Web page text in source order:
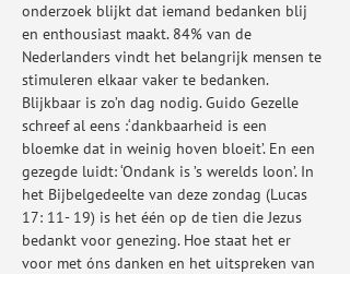
onderzoek blijkt dat iemand bedanken blij
en enthousiast maakt. 84% van de
Nederlanders vindt het belangrijk mensen te
stimuleren elkaar vaker te bedanken.
Blijkbaar is zo’n dag nodig. Guido Gezelle
schreef al eens :‘dankbaarheid is een
bloemke dat in weinig hoven bloeit’. En een
gezegde luidt: ‘Ondank is ’s werelds loon’. In
het Bijbelgedeelte van deze zondag (Lucas
17: 11- 19) is het één op de tien die Jezus
bedankt voor genezing. Hoe staat het er
voor met óns danken en het uitspreken van